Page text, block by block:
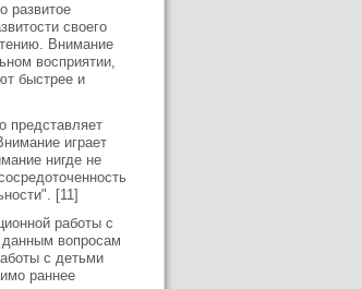
развитое
своего
Внимание
восприятии,
быстрее и
представляет
играет
нигде не
[11]
работы с
вопросам
с детьми
раннее